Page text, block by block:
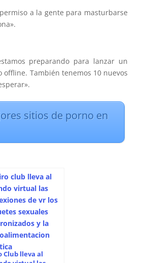
a la gente para masturbarse
preparando para lanzar un
También tenemos 10 nuevos
sitios de porno en
Club lleva al